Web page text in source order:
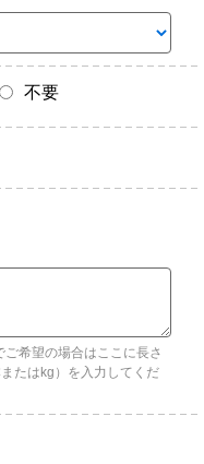
不要
希望の場合はここに長さ
たはkg）を入力してくだ